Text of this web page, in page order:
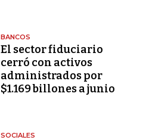
BANCOS
El sector fiduciario
cerró con activos
administrados por
$1.169 billones a junio
SOCIALES